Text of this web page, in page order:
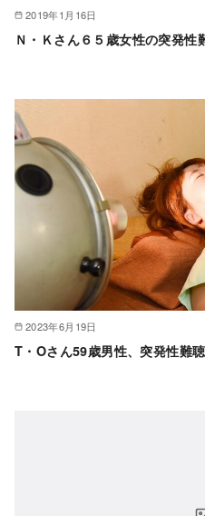
2019年1月16日
Ｎ・Ｋさん６５歳女性の突発性
2023年6月19日
T・Oさん59歳男性、突発性難